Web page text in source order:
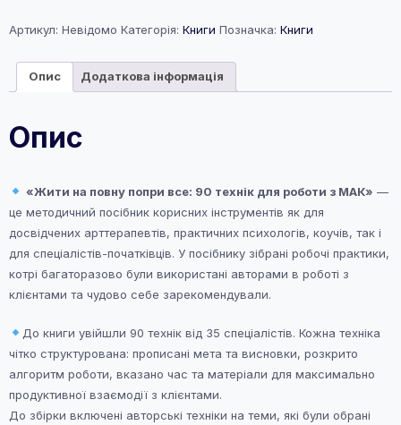
попри
кількість
Артикул: Невідомо Категорія: Книги Позначка: Книги
Опис Додаткова інформація
Опис
«Жити на повну попри все: 90 технік для роботи з МАК» —
це методичний посібник корисних інструментів як для
досвідчених арттерапевтів, практичних психологів, коучів, так і
для спеціалістів-початківців. У посібнику зібрані робочі практики,
котрі багаторазово були використані авторами в роботі з
клієнтами та чудово себе зарекомендували.
До книги увійшли 90 технік від 35 спеціалістів. Кожна техніка
чітко структурована: прописані мета та висновки, розкрито
алгоритм роботи, вказано час та матеріали для максимально
продуктивної взаємодії з клієнтами.
До збірки включені авторські техніки на теми, які були обрані